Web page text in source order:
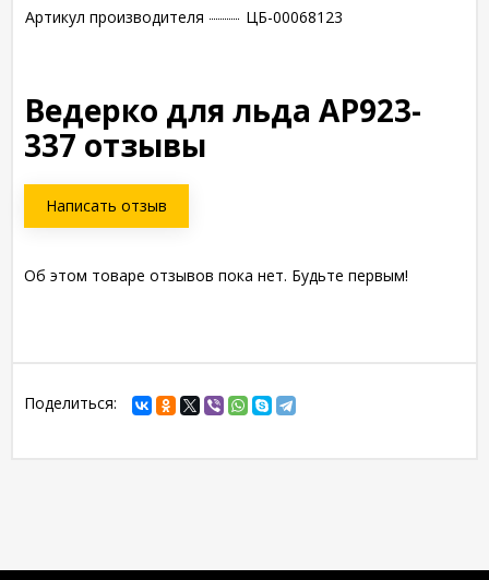
Артикул производителя ЦБ-00068123
Ведерко для льда АР923-
337 отзывы
Написать отзыв
Об этом товаре отзывов пока нет. Будьте первым!
Поделиться: